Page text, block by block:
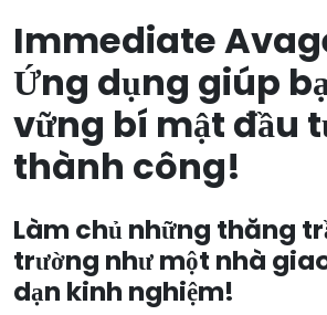
Immediate
Ứng dụng giúp
vững bí mật đầu
thành công!
Làm chủ những thăng
trường như một nhà
dạn kinh nghiệm!